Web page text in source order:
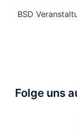
BSD
Folge uns